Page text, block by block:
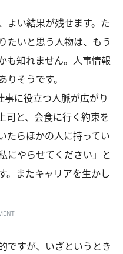
よい結果が残せます。た
たいと思う人物は、もう
も知れません。人事情報
そうです。
に役立つ人脈が広がり
司と、会食に行く約束を
たらほかの人に持ってい
にやらせてください」と
。またキャリアを生かし
ですが、いざというとき